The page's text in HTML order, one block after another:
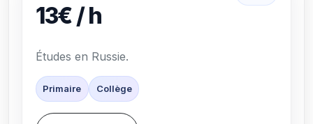
13€ / h
Études en Russie.
Primaire Collège